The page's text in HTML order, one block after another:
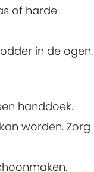
of harde
in de ogen.
handdoek.
worden. Zorg